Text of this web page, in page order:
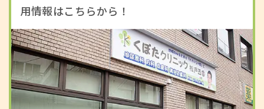
用情報はこちらから！